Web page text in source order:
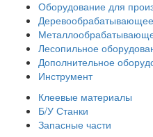
Оборудование для
Лесопильное
Дополнительное
Инструмент
Клеевые материалы
Б/У Станки
Запасные части